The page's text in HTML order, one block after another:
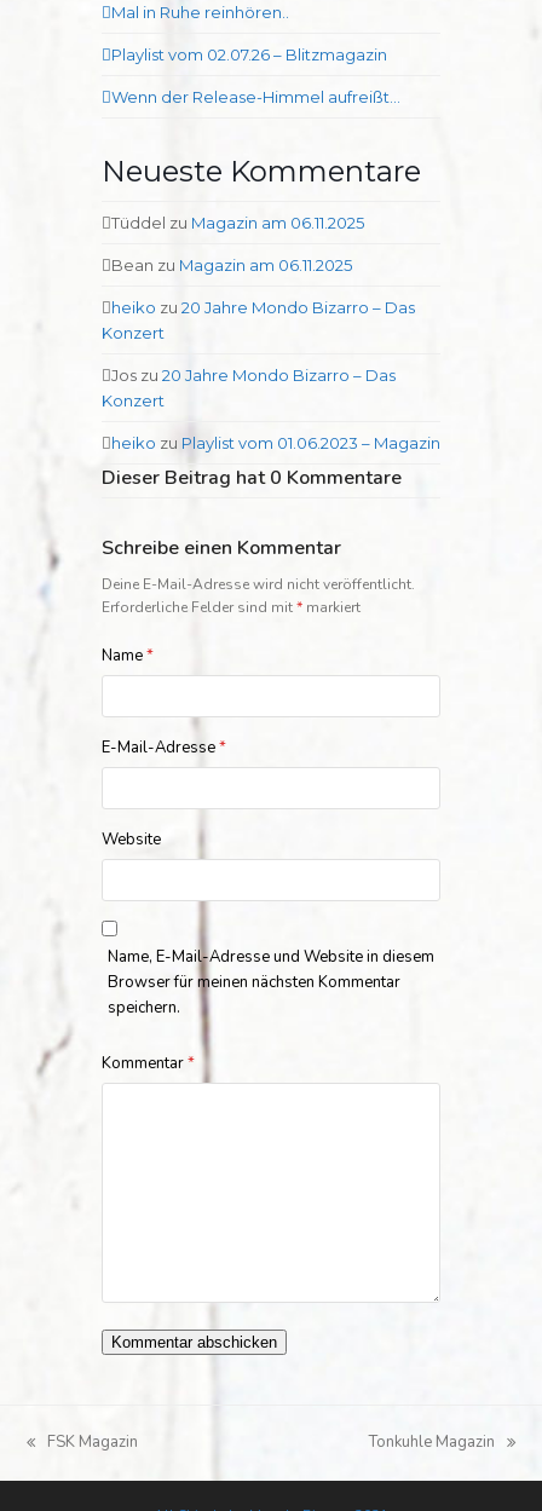
Mal in Ruhe reinhören..
Playlist vom 02.07.26 – Blitzmagazin
Wenn der Release-Himmel aufreißt…
Neueste Kommentare
Tüddel zu Magazin am 06.11.2025
Bean zu Magazin am 06.11.2025
heiko zu 20 Jahre Mondo Bizarro – Das
Konzert
Jos zu 20 Jahre Mondo Bizarro – Das
Konzert
heiko zu Playlist vom 01.06.2023 – Magazin
Dieser Beitrag hat 0 Kommentare
Schreibe einen Kommentar
Deine E-Mail-Adresse wird nicht veröffentlicht.
Erforderliche Felder sind mit* markiert
Name*
E-Mail-Adresse*
Website
Name, E-Mail-Adresse und Website in diesem
Browser für meinen nächsten Kommentar
speichern.
Kommentar*
vorheriger
Beitrag:
FSK Magazin
Nächster
Beitrag:
Tonkuhle Magazin